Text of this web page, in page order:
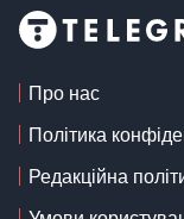
Про нас
Політика
Редакційна